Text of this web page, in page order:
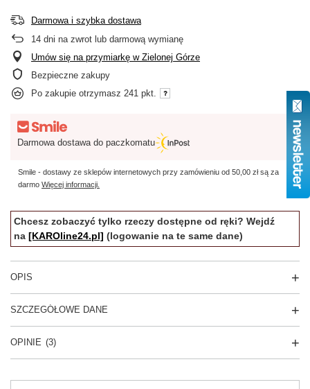
Darmowa i szybka dostawa
14 dni na zwrot lub darmową wymianę
Umów się na przymiarkę w Zielonej Górze
Bezpieczne zakupy
Po zakupie otrzymasz 241 pkt.
Darmowa dostawa do paczkomatu
Smile - dostawy ze sklepów internetowych przy zamówieniu od 50,00 złsą za
darmo Więcej informacji.
Chcesz zobaczyć tylko rzeczy dostępne od ręki? Wejdź
na [KAROline24.pl] (logowanie na te same dane)
OPIS
SZCZEGÓŁOWE DANE
OPINIE (3)